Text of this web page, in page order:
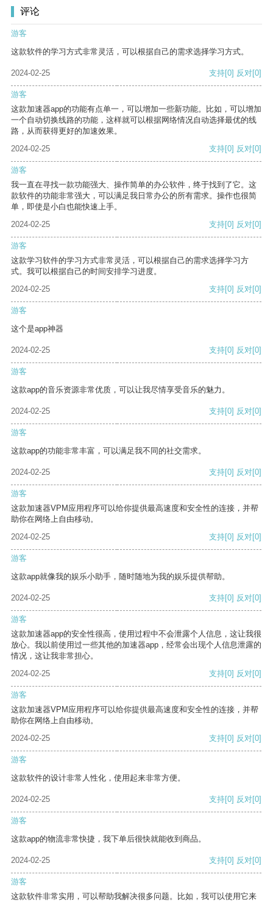
评论
游客
这款软件的学习方式非常灵活，可以根据自己的需求选择学习方式。
2024-02-25 支持[0] 反对[0]
游客
这款加速器app的功能有点单一，可以增加一些新功能。比如，可以增加
一个自动切换线路的功能，这样就可以根据网络情况自动选择最优的线
路，从而获得更好的加速效果。
2024-02-25
支持[0] 反对[0]
游客
我一直在寻找一款功能强大、操作简单的办公软件，终于找到了它。这
款软件的功能非常强大，可以满足我日常办公的所有需求。操作也很简
单，即使是小白也能快速上手。
2024-02-25
支持[0] 反对[0]
游客
这款学习软件的学习方式非常灵活，可以根据自己的需求选择学习方
式。我可以根据自己的时间安排学习进度。
2024-02-25
支持[0] 反对[0]
游客
这个是app神器
2024-02-25 支持[0] 反对[0]
游客
这款app的音乐资源非常优质，可以让我尽情享受音乐的魅力。
2024-02-25 支持[0] 反对[0]
游客
这款app的功能非常丰富，可以满足我不同的社交需求。
2024-02-25 支持[0] 反对[0]
游客
这款加速器VPM应用程序可以给你提供最高速度和安全性的连接，并帮
助你在网络上自由移动。
2024-02-25
支持[0] 反对[0]
游客
这款app就像我的娱乐小助手，随时随地为我的娱乐提供帮助。
2024-02-25 支持[0] 反对[0]
游客
这款加速器app的安全性很高，使用过程中不会泄露个人信息，这让我很
放心。我以前使用过一些其他的加速器app，经常会出现个人信息泄露的
情况，这让我非常担心。
2024-02-25
支持[0] 反对[0]
游客
这款加速器VPM应用程序可以给你提供最高速度和安全性的连接，并帮
助你在网络上自由移动。
2024-02-25
支持[0] 反对[0]
游客
这款软件的设计非常人性化，使用起来非常方便。
2024-02-25 支持[0] 反对[0]
游客
这款app的物流非常快捷，我下单后很快就能收到商品。
2024-02-25 支持[0] 反对[0]
游客
这款软件非常实用，可以帮助我解决很多问题。比如，我可以使用它来